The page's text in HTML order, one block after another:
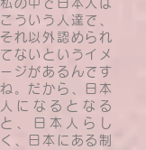
私の中で日本人は
こういう人達で、
それ以外認められ
てないというイメ
ージがあるんです
ね。だから、日本
人になるとなる
と、日本人らし
く、日本にある制